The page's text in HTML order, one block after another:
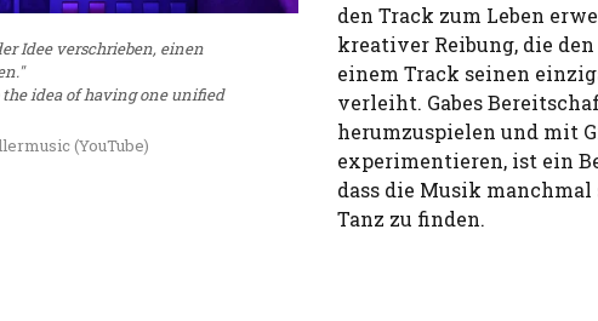
Idee verschrieben, einen
idea of having one unified
(YouTube)
den Track zum Leben
kreativer Reibung, die
einem Track seinen
verleiht. Gabes
herumzuspielen und mit
experimentieren, ist ein
dass die Musik
Tanz zu finden.